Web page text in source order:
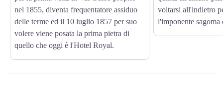
nel 1855, diventa frequentatore assiduo
delle terme ed il 10 luglio 1857 per suo
volere viene posata la prima pietra di
quello che oggi è l'Hotel Royal.
voltarsi all'indietro
l'imponente